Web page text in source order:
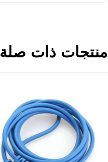
منتجات ذات صلة